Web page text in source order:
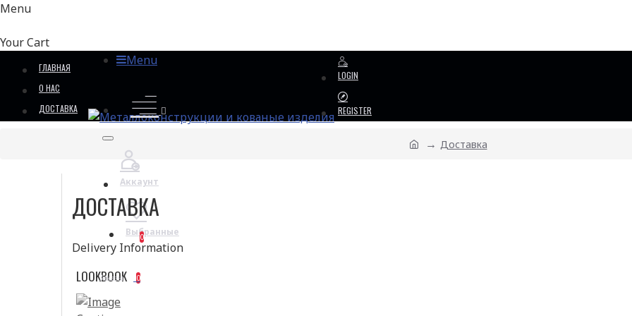
Menu
Your Cart
ГЛАВНАЯ
О НАС
ДОСТАВКА
Menu
Аккаунт
Выбранные
0
Заказы 0
LOGIN
REGISTER
Доставка
ДОСТАВКА
Delivery Information
LOOKBOOK